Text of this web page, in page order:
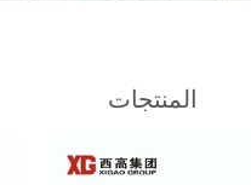
المنتجات